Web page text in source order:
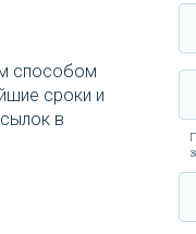
способом
сроки и
в